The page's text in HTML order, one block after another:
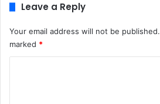
Leave a Reply
Your email address will not be published.
marked *